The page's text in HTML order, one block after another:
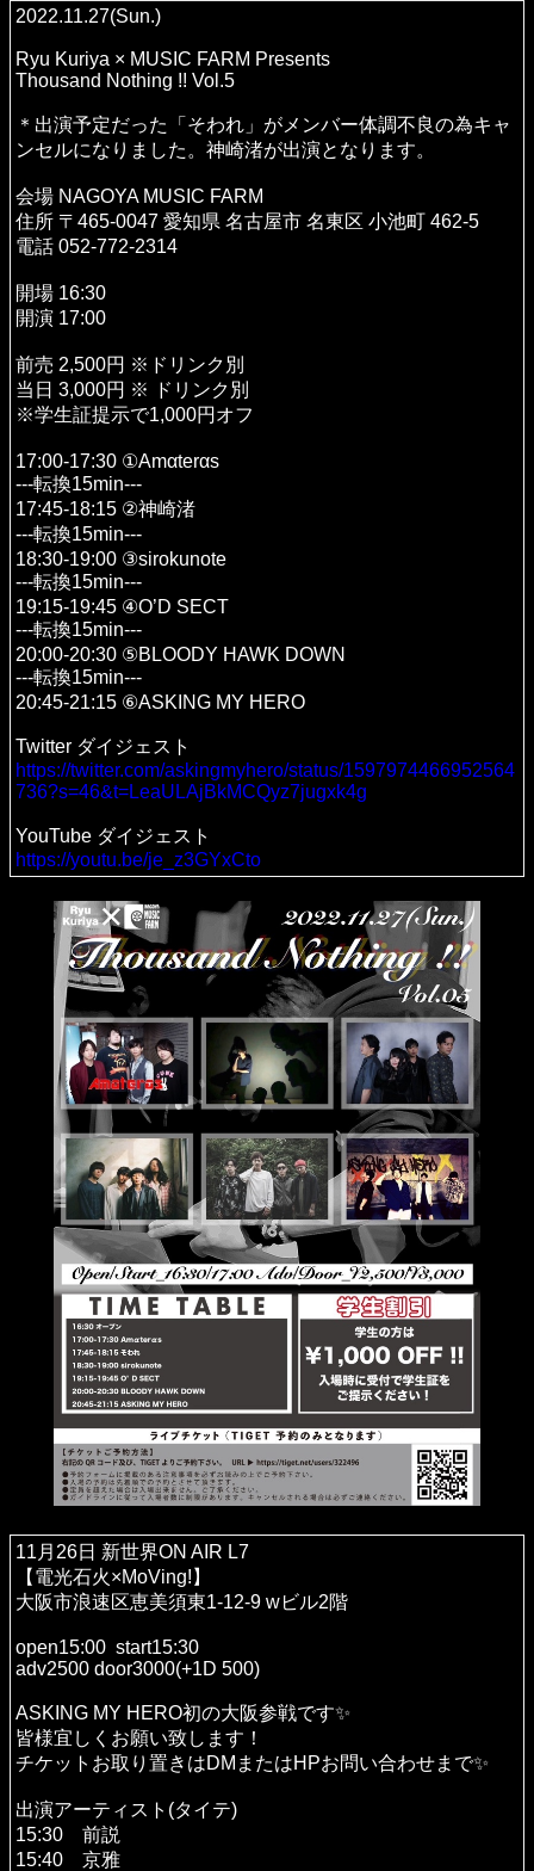
2022.11.27(Sun.)
Ryu Kuriya × MUSIC FARM Presents
Thousand Nothing !! Vol.5
＊出演予定だった「そわれ」がメンバー体調不良の為キャ
ンセルになりました。神崎渚が出演となります。
会場 NAGOYA MUSIC FARM
住所 〒465-0047 愛知県 名古屋市 名東区 小池町 462-5
電話 052-772-2314
開場 16:30
開演 17:00
前売 2,500円 ※ドリンク別
当日 3,000円 ※ ドリンク別
※学生証提示で1,000円オフ
17:00-17:30 ①Amαterαs
---転換15min---
17:45-18:15 ②神崎渚
---転換15min---
18:30-19:00 ③sirokunote
---転換15min---
19:15-19:45 ④O’D SECT
---転換15min---
20:00-20:30 ⑤BLOODY HAWK DOWN
---転換15min---
20:45-21:15 ⑥ASKING MY HERO
Twitter ダイジェスト
https://twitter.com/askingmyhero/status/1597974466952564
736?s=46&t=LeaULAjBkMCQyz7jugxk4g
YouTube ダイジェスト
https://youtu.be/je_z3GYxCto
11月26日 新世界ON AIR L7
【電光石火×MoVing!】
大阪市浪速区恵美須東1-12-9 wビル2階
open15:00 start15:30
adv2500 door3000(+1D 500)
ASKING MY HERO初の大阪参戦です✨
皆様宜しくお願い致します！
チケットお取り置きはDMまたはHPお問い合わせまで✨
出演アーティスト(タイテ)
15:30 前説
15:40 京雅